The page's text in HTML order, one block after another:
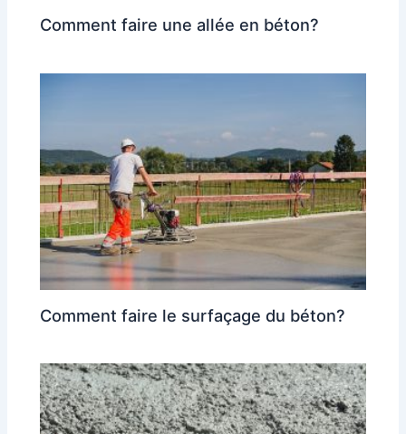
Comment faire une allée en béton?
Comment faire le surfaçage du béton?